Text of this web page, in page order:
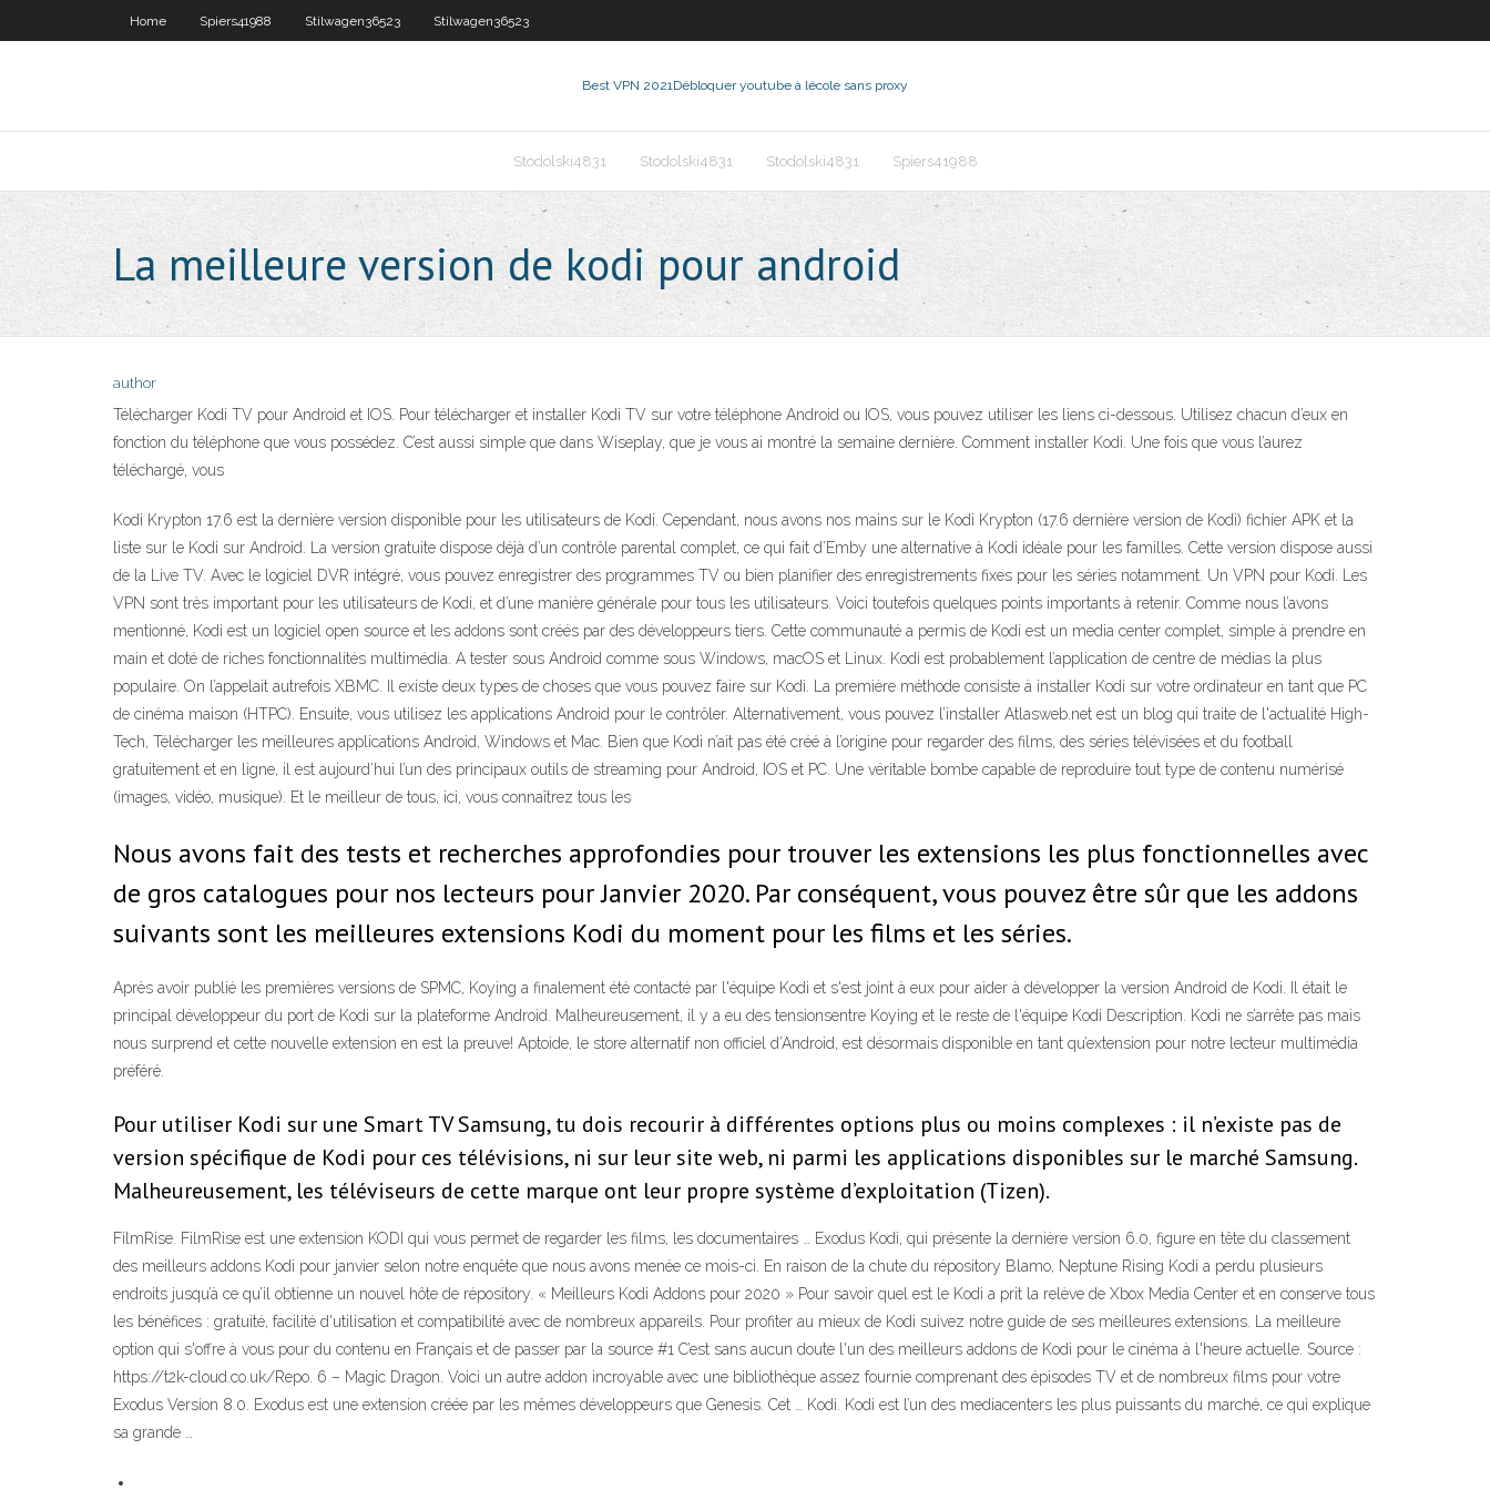
Home Spiers41988 Stilwagen36523 Stilwagen36523
Best VPN 2021Débloquer youtube à lécole sans proxy
Stodolski4831 Stodolski4831 Stodolski4831 Spiers41988
La meilleure version de kodi pour android
author
Télécharger Kodi TV pour Android et IOS. Pour télécharger et installer Kodi TV sur votre téléphone Android ou IOS, vous pouvez utiliser les liens ci-dessous. Utilisez chacun d’eux en
fonction du téléphone que vous possédez. C’est aussi simple que dans Wiseplay, que je vous ai montré la semaine dernière. Comment installer Kodi. Une fois que vous l’aurez
téléchargé, vous
Kodi Krypton 17.6 est la dernière version disponible pour les utilisateurs de Kodi. Cependant, nous avons nos mains sur le Kodi Krypton (17.6 dernière version de Kodi) fichier APK et la
liste sur le Kodi sur Android. La version gratuite dispose déjà d’un contrôle parental complet, ce qui fait d’Emby une alternative à Kodi idéale pour les familles. Cette version dispose aussi
de la Live TV. Avec le logiciel DVR intégré, vous pouvez enregistrer des programmes TV ou bien planifier des enregistrements fixes pour les séries notamment. Un VPN pour Kodi. Les
VPN sont très important pour les utilisateurs de Kodi, et d’une manière générale pour tous les utilisateurs. Voici toutefois quelques points importants à retenir. Comme nous l’avons
mentionné, Kodi est un logiciel open source et les addons sont créés par des développeurs tiers. Cette communauté a permis de Kodi est un media center complet, simple à prendre en
main et doté de riches fonctionnalités multimédia. A tester sous Android comme sous Windows, macOS et Linux. Kodi est probablement l’application de centre de médias la plus
populaire. On l’appelait autrefois XBMC. Il existe deux types de choses que vous pouvez faire sur Kodi. La première méthode consiste à installer Kodi sur votre ordinateur en tant que PC
de cinéma maison (HTPC). Ensuite, vous utilisez les applications Android pour le contrôler. Alternativement, vous pouvez l’installer Atlasweb.net est un blog qui traite de l'actualité High-
Tech, Télécharger les meilleures applications Android, Windows et Mac. Bien que Kodi n’ait pas été créé à l’origine pour regarder des films, des séries télévisées et du football
gratuitement et en ligne, il est aujourd’hui l’un des principaux outils de streaming pour Android, IOS et PC. Une véritable bombe capable de reproduire tout type de contenu numérisé
(images, vidéo, musique). Et le meilleur de tous, ici, vous connaîtrez tous les
Nous avons fait des tests et recherches approfondies pour trouver les extensions les plus fonctionnelles avec
de gros catalogues pour nos lecteurs pour Janvier 2020. Par conséquent, vous pouvez être sûr que les addons
suivants sont les meilleures extensions Kodi du moment pour les films et les séries.
Après avoir publié les premières versions de SPMC, Koying a finalement été contacté par l'équipe Kodi et s'est joint à eux pour aider à développer la version Android de Kodi. Il était le
principal développeur du port de Kodi sur la plateforme Android. Malheureusement, il y a eu des tensionsentre Koying et le reste de l'équipe Kodi Description. Kodi ne s’arrête pas mais
nous surprend et cette nouvelle extension en est la preuve! Aptoide, le store alternatif non officiel d’Android, est désormais disponible en tant qu’extension pour notre lecteur multimédia
préféré.
Pour utiliser Kodi sur une Smart TV Samsung, tu dois recourir à différentes options plus ou moins complexes : il n’existe pas de
version spécifique de Kodi pour ces télévisions, ni sur leur site web, ni parmi les applications disponibles sur le marché Samsung.
Malheureusement, les téléviseurs de cette marque ont leur propre système d’exploitation (Tizen).
FilmRise. FilmRise est une extension KODI qui vous permet de regarder les films, les documentaires … Exodus Kodi, qui présente la dernière version 6.0, figure en tête du classement
des meilleurs addons Kodi pour janvier selon notre enquête que nous avons menée ce mois-ci. En raison de la chute du répository Blamo, Neptune Rising Kodi a perdu plusieurs
endroits jusqu’à ce qu’il obtienne un nouvel hôte de répository. « Meilleurs Kodi Addons pour 2020 » Pour savoir quel est le Kodi a prit la relève de Xbox Media Center et en conserve tous
les bénéfices : gratuité, facilité d'utilisation et compatibilité avec de nombreux appareils. Pour profiter au mieux de Kodi suivez notre guide de ses meilleures extensions. La meilleure
option qui s'offre à vous pour du contenu en Français et de passer par la source #1 C’est sans aucun doute l'un des meilleurs addons de Kodi pour le cinéma à l'heure actuelle. Source :
https://t2k-cloud.co.uk/Repo. 6 – Magic Dragon. Voici un autre addon incroyable avec une bibliothèque assez fournie comprenant des épisodes TV et de nombreux films pour votre
Exodus Version 8.0. Exodus est une extension créée par les mêmes développeurs que Genesis. Cet … Kodi. Kodi est l’un des mediacenters les plus puissants du marché, ce qui explique
sa grande …